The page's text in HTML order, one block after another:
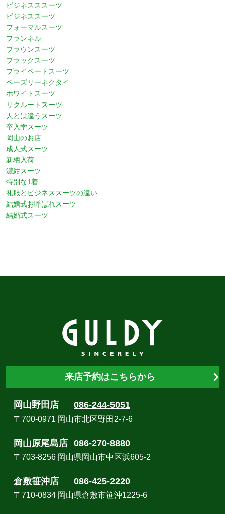
ビジネスススーツ
ビジネススーツ
フォーマルスーツ
フランネル
ブラウンスーツ
ブラックスーツ
プライベートスーツ
ペーズリーネクタイ
ホワイトスーツ
リクルートスーツ
人とは違うスーツ
卒入学スーツ
岡山のお店
成人式スーツ
新柄入荷
濃紺スーツ
特別な1着
礼服とビジネススーツの違い
結婚式お呼ばれスーツ
結婚式スーツ
来店予約はこちらから
岡山野田店 086-244-5051
〒700-0971 岡山市北区野田2-7-6
岡山原尾島店 086-270-8880
〒703-8256 岡山県岡山市中区浜605-2
倉敷笹沖店 086-425-2220
〒710-0834 岡山県倉敷市笹沖1225-6